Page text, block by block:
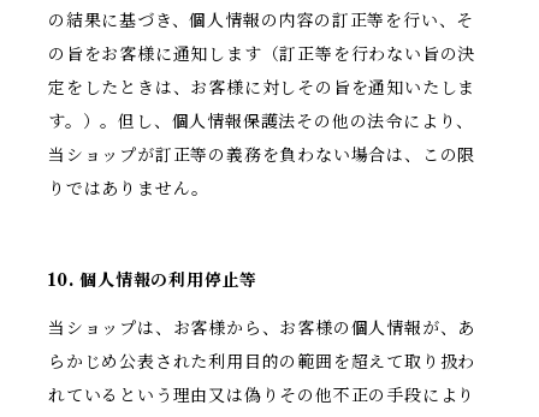
の結果に基づき、個人情報の内容の訂正等を行い、そ
の旨をお客様に通知します（訂正等を行わない旨の決
定をしたときは、お客様に対しその旨を通知いたしま
す。）。但し、個人情報保護法その他の法令により、
当ショップが訂正等の義務を負わない場合は、この限
りではありません。
10. 個人情報の利用停止等
当ショップは、お客様から、お客様の個人情報が、あ
らかじめ公表された利用目的の範囲を超えて取り扱わ
れているという理由又は偽りその他不正の手段により